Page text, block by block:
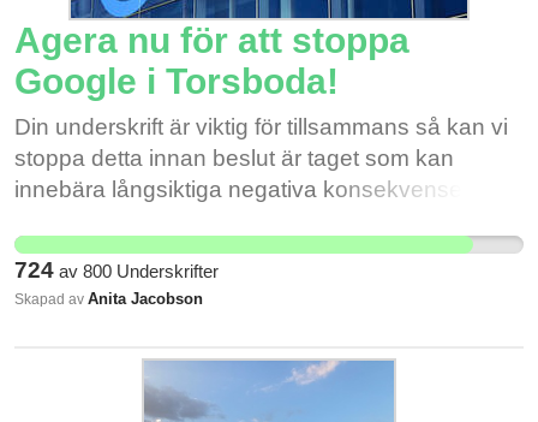
Agera nu för att stoppa
Google i Torsboda!
Din underskrift är viktig för tillsammans så kan vi
stoppa detta innan beslut är taget som kan
innebära långsiktiga negativa konsekvenser inte
Sverige. Digital infrastruktur behövs, men
Sundsvall och Timrå ska inte aktivt verka för en
serverhallsetablering som binder stora mängder
techbolag. Energi och effekt behövs för
klimatomställningen, och serverhallar ger ofta få
724 av 800 Underskrifter
Skapad av Anita Jacobson